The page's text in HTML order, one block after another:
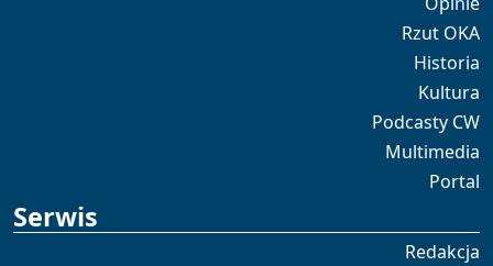
Rzut OKA
Historia
Kultura
Podcasty CW
Multimedia
Portal
Serwis
Redakcja